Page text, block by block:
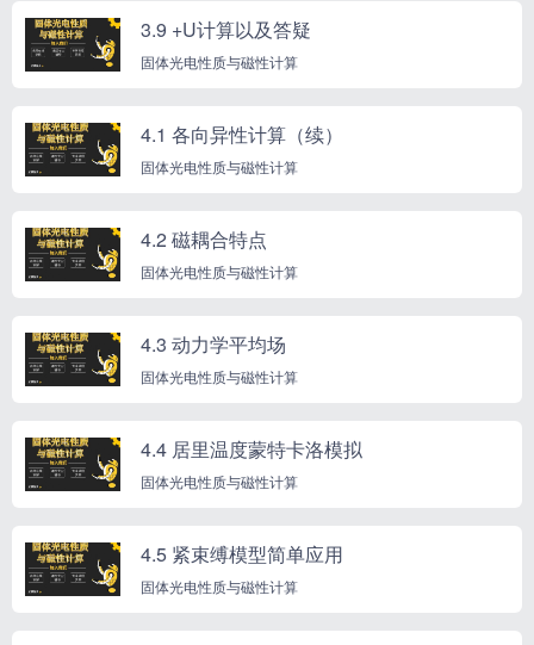
3.9 +U计算以及答疑
固体光电性质与磁性计算
4.1 各向异性计算（续）
固体光电性质与磁性计算
4.2 磁耦合特点
固体光电性质与磁性计算
4.3 动力学平均场
固体光电性质与磁性计算
4.4 居里温度蒙特卡洛模拟
固体光电性质与磁性计算
4.5 紧束缚模型简单应用
固体光电性质与磁性计算